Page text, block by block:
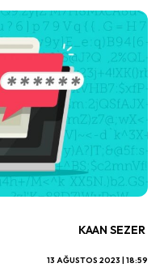
KAAN SEZER
13 AĞUSTOS 2023 | 18:59